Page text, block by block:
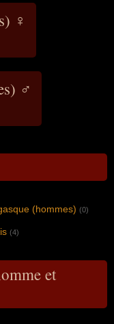
♀
♂
(hommes) (0)
(4)
et